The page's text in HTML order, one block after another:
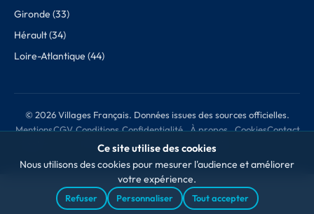
Gironde (33)
Hérault (34)
Loire-Atlantique (44)
© 2026 Villages Français. Données issues des sources officielles.
MentionsCGV Conditions
de retour
Confidentialité
À propos
des données
CookiesContact
Ce site utilise des cookies
Nous utilisons des cookies pour mesurer l'audience et améliorer
votre expérience.
Refuser Personnaliser Tout accepter